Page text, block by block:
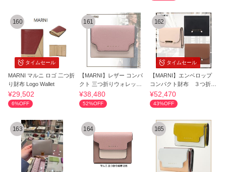
タイムセール
160
MARNI マルニ ロゴ 二つ折
り財布 Logo Wallet
¥29,502
6%OFF
161
【MARNI】レザー コンパ
クト 三つ折りウォレット
ミニ財布
¥38,480
52%OFF
タイムセール
162
【MARNI】エンベロップ
コンパクト財布 ３つ折り
財布
¥52,470
43%OFF
163 164 165